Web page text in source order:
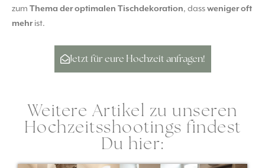
zum Thema der optimalen Tischdekoration, dassweniger oft
mehr ist.
Jetzt für eure Hochzeit anfragen!
Weitere Artikel zu unseren
Hochzeitsshootings findest
Du hier: